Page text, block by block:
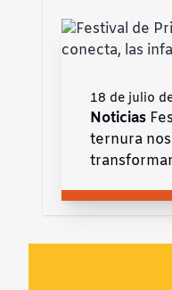
18 de julio
Noticias
ternura